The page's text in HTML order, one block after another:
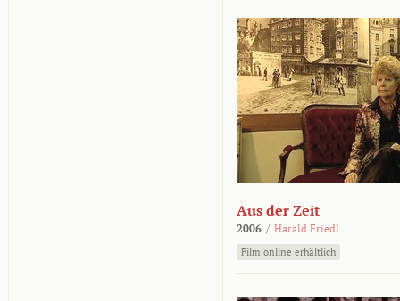
Aus der Zeit
2006 / Harald Friedl
Film online erhältlich